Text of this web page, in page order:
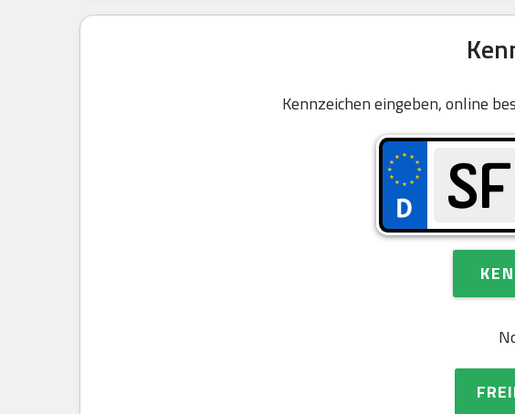
Kennzeichen eingeben, online